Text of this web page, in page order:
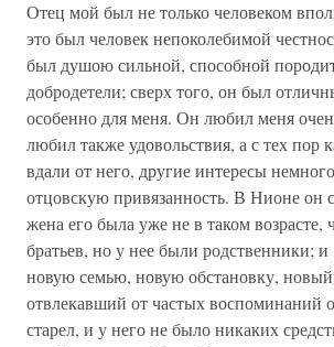
Отец мой был не только человеком
это был человек непоколебимой
был душою сильной, способной
добродетели; сверх того, он был
особенно для меня. Он любил меня
любил также удовольствия, а с тех пор
вдали от него, другие интересы
отцовскую привязанность. В Нионе он
жена его была уже не в таком возрасте,
братьев, но у нее были родственники; и
новую семью, новую обстановку,
отвлекавший от частых воспоминаний
старел, и у него не было никаких